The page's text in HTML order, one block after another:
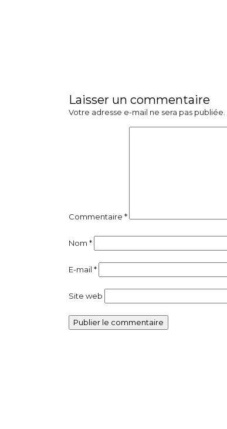
Laisser un commentaire
Votre adresse e-mail ne sera pas publiée.
Commentaire *
Nom *
E-mail *
Site web